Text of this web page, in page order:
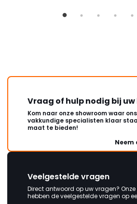
Vraag of hulp nodig bij
Kom naar onze showroom waar
vakkundige specialisten klaar
maat te bieden!
Neem
Veelgestelde vragen
Direct antwoord op uw vragen?
hebben de veelgestelde vragen op